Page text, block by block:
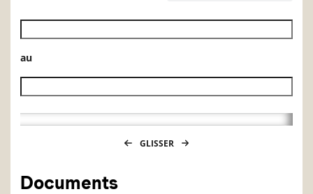
Date de début de l’historique des VL
au
Date de fin de l’historique des VL
GLISSER
Documents